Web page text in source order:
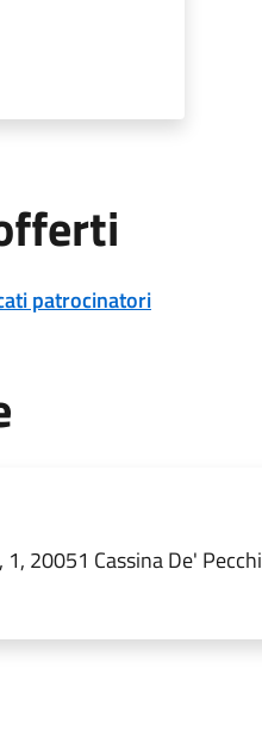
patrocinatori
1, 20051 Cassina De' Pecchi